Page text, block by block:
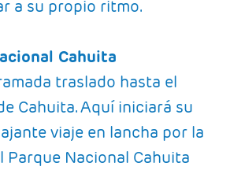
a su propio ritmo.
Cahuita
traslado hasta el
Cahuita. Aquí iniciará su
viaje en lancha por la
Parque Nacional Cahuita